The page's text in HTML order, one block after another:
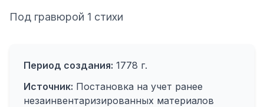
Под гравюрой 1 стихи
Период создания: 1778 г.
Источник: Постановка на учет ранее
незаинвентаризированных материалов